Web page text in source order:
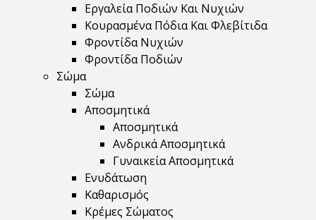
Εργαλεία Ποδιών Και Νυχιών
Κουρασμένα Πόδια Και Φλεβίτιδα
Φροντίδα Νυχιών
Φροντίδα Ποδιών
Σώμα
Σώμα
Αποσμητικά
Αποσμητικά
Ανδρικά Αποσμητικά
Γυναικεία Αποσμητικά
Ενυδάτωση
Καθαρισμός
Κρέμες Σώματος